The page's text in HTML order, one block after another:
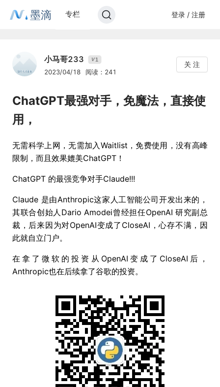
墨滴 专栏 登录 / 注册
小马哥233 V1
2023/04/18 阅读：241
关 注
ChatGPT最强对手，免魔法，直接使
用，
无需科学上网，无需加入Waitlist，免费使用，没有高峰
限制，而且效果媲美ChatGPT！
ChatGPT 的最强竞争对手Claude!!!
Claude 是由Anthropic这家人工智能公司开发出来的，
其联合创始人Dario Amodei曾经担任OpenAI 研究副总
裁，后来因为对OpenAI变成了CloseAI，心存不满，因
此就自立门户。
在拿了微软的投资从OpenAI变成了CloseAI后，
Anthropic也在后续拿了谷歌的投资。